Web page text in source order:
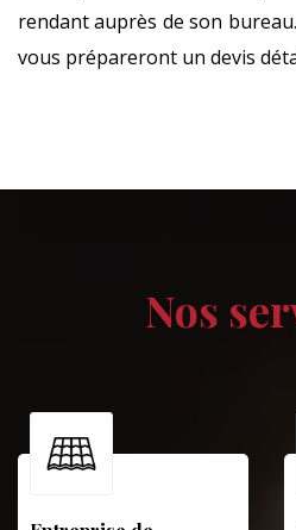
rendant auprès de son
vous prépareront un devis
Nos